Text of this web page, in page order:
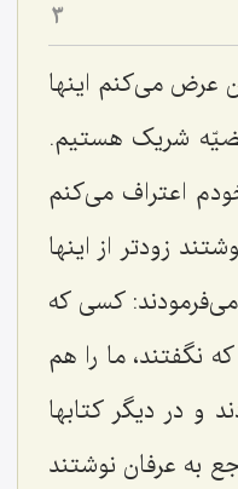
3
عرض می‌کنم اینها
شریک هستیم.
اعتراف می‌کنم
زودتر از اینها
می‌فرمودند: کسی که
نگفتند، ما را هم
و در دیگر کتابها
به عرفان نوشتند